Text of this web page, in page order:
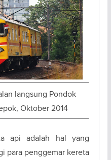
langsung Pondok
Oktober 2014
api adalah hal yang
para penggemar kereta